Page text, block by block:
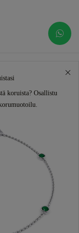
koruista? Osallistu